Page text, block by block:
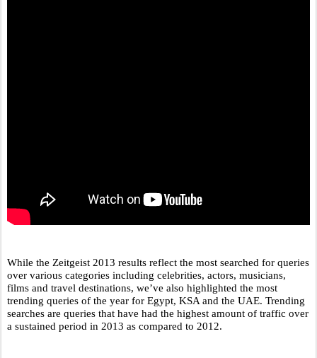
While the Zeitgeist 2013 results reflect the most searched for queries
over various categories including celebrities, actors, musicians,
films and travel destinations, we’ve also highlighted the most
trending queries of the year for Egypt, KSA and the UAE. Trending
searches are queries that have had the highest amount of traffic over
a sustained period in 2013 as compared to 2012.